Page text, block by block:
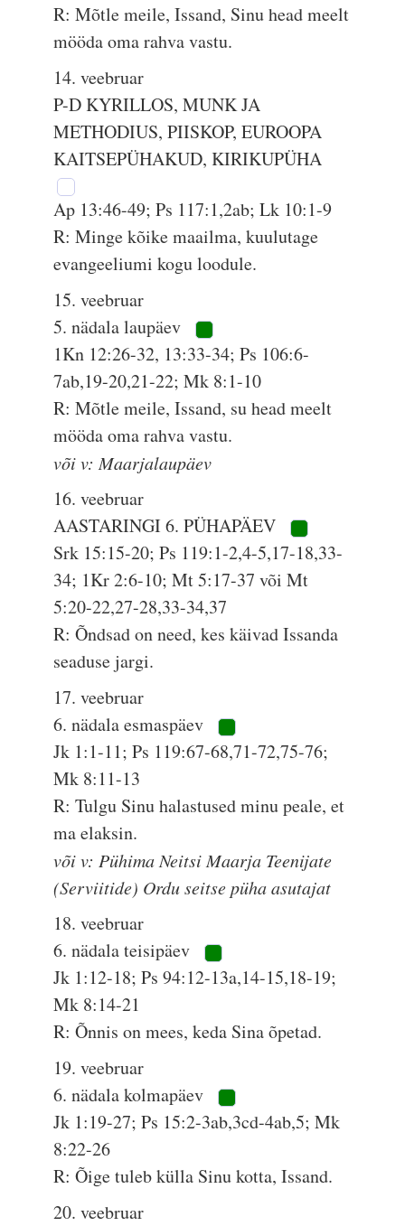
R: Mõtle meile, Issand, Sinu head meelt
mööda oma rahva vastu.
14. veebruar
P-D KYRILLOS, MUNK JA
METHODIUS, PIISKOP, EUROOPA
KAITSEPÜHAKUD, KIRIKUPÜHA
Ap 13:46-49; Ps 117:1,2ab; Lk 10:1-9
R: Minge kõike maailma, kuulutage
evangeeliumi kogu loodule.
15. veebruar
5. nädala laupäev
1Kn 12:26-32, 13:33-34; Ps 106:6-
7ab,19-20,21-22; Mk 8:1-10
R: Mõtle meile, Issand, su head meelt
mööda oma rahva vastu.
või v: Maarjalaupäev
16. veebruar
AASTARINGI 6. PÜHAPÄEV
Srk 15:15-20; Ps 119:1-2,4-5,17-18,33-
34; 1Kr 2:6-10; Mt 5:17-37 või Mt
5:20-22,27-28,33-34,37
R: Õndsad on need, kes käivad Issanda
seaduse jargi.
17. veebruar
6. nädala esmaspäev
Jk 1:1-11; Ps 119:67-68,71-72,75-76;
Mk 8:11-13
R: Tulgu Sinu halastused minu peale, et
ma elaksin.
või v: Pühima Neitsi Maarja Teenijate
(Serviitide) Ordu seitse püha asutajat
18. veebruar
6. nädala teisipäev
Jk 1:12-18; Ps 94:12-13a,14-15,18-19;
Mk 8:14-21
R: Õnnis on mees, keda Sina õpetad.
19. veebruar
6. nädala kolmapäev
Jk 1:19-27; Ps 15:2-3ab,3cd-4ab,5; Mk
8:22-26
R: Õige tuleb külla Sinu kotta, Issand.
20. veebruar